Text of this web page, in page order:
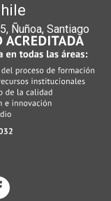
Ñuñoa, Santiago